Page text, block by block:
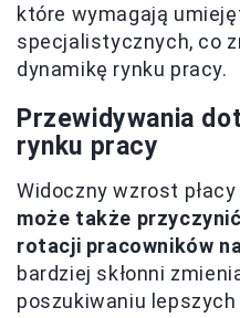
które wymagają
specjalistycznych, co
dynamikę rynku pracy.
Przewidywania
rynku pracy
Widoczny wzrost
może także
rotacji pracowników
bardziej skłonni
poszukiwaniu